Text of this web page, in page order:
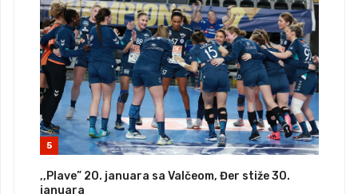
5
,,Plave” 20. januara sa Valčeom, Đer stiže 30.
januara